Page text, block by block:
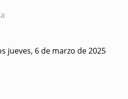
jueves, 6 de marzo de 2025